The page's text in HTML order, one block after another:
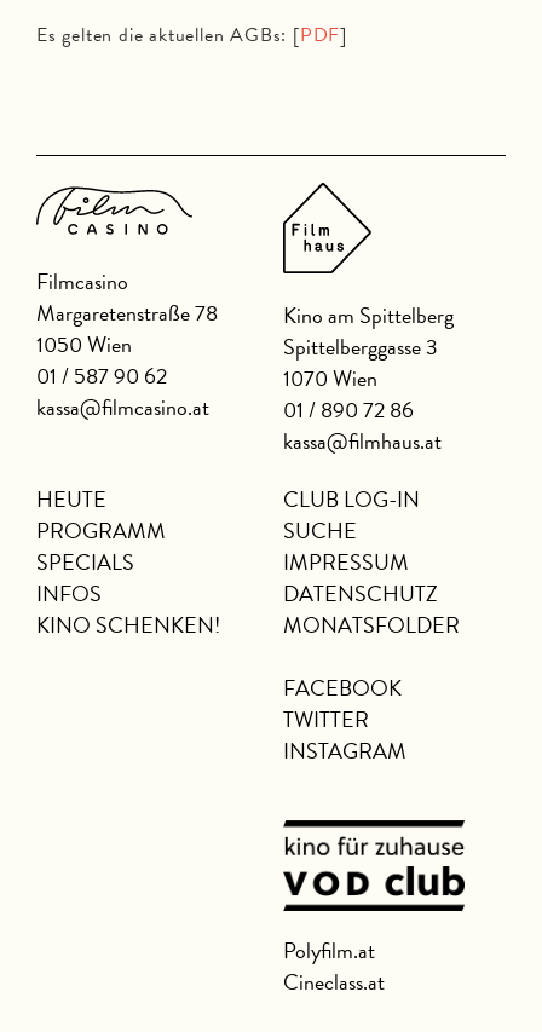
Es gelten die aktuellen AGBs: [PDF]
Filmcasino
Margaretenstraße 78
1050 Wien
01 / 587 90 62
kassa@filmcasino.at
Kino am Spittelberg
Spittelberggasse 3
1070 Wien
01 / 890 72 86
kassa@filmhaus.at
HEUTE
PROGRAMM
SPECIALS
INFOS
KINO SCHENKEN!
CLUB LOG-IN
SUCHE
IMPRESSUM
DATENSCHUTZ
MONATSFOLDER
FACEBOOK
TWITTER
INSTAGRAM
Polyfilm.at
Cineclass.at